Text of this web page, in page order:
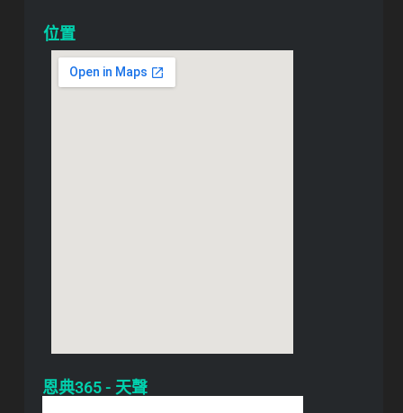
位置
恩典365 - 天聲